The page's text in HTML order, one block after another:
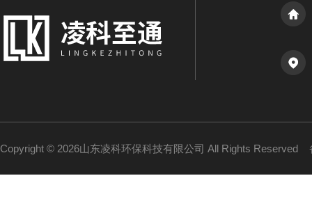
Copyright © 2026山东凌科环保科技有限公司 All Rights Reserved